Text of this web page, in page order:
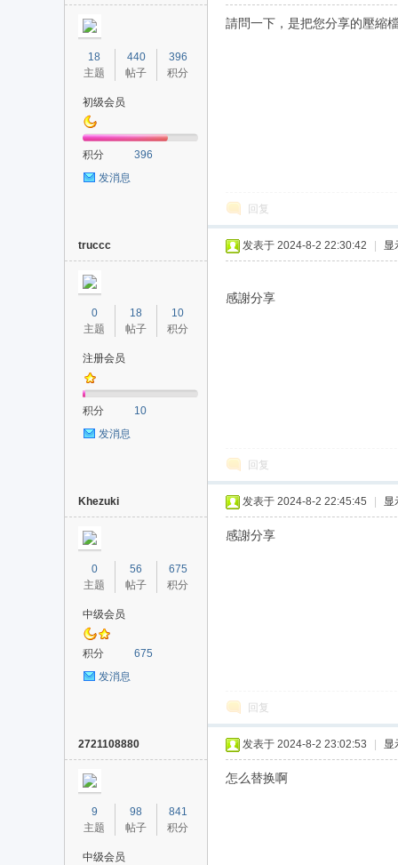
18
主题
440
帖子
396
积分
初级会员
积分
396
发消息
請問一下，是把您分享的壓縮
回复
truccc
0
主题
18
帖子
10
积分
注册会员
积分
10
发消息
发表于 2024-8-2 22:30:42 显
感謝分享
回复
Khezuki
0
主题
56
帖子
675
积分
中级会员
积分
675
发消息
发表于 2024-8-2 22:45:45 显
感謝分享
回复
2721108880
9
主题
98
帖子
841
积分
中级会员
发表于 2024-8-2 23:02:53 显
怎么替换啊